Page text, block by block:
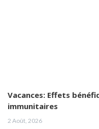
Vacances: Effets
immunitaires
2 Août, 2026